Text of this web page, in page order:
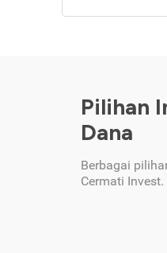
Pilihan
Dana
Berbagai
Cermati Invest.